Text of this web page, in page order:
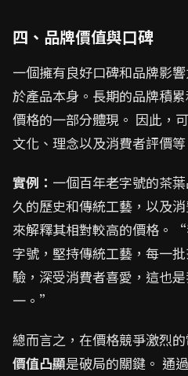
四、品牌價值與口碑
一個擁有良好口碑和品牌影
於產品本身。長期的品牌積
價格的一部分體現。 因此，
文化、理念以及消費者評價
實例： 一個百年老字號的茶
久的歷史和傳統工藝，以及
來解釋其相對較高的價格。
字號，堅持傳統工藝，每一
驗，深受消費者喜愛，這也
一。”
總而言之，在價格競爭激烈的
價值凸顯是破局的關鍵。 通